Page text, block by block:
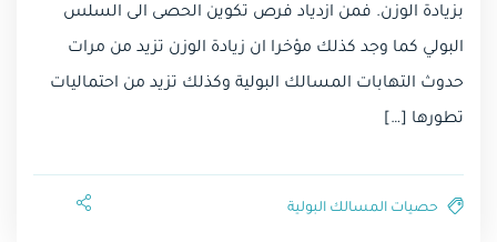
بزيادة الوزن. فمن ازدياد فرص تكوين الحصى الى السلس
البولي كما وجد كذلك مؤخرا ان زيادة الوزن تزيد من مرات
حدوث التهابات المسالك البولية وكذلك تزيد من احتماليات
تطورها […]
حصيات المسالك البولية